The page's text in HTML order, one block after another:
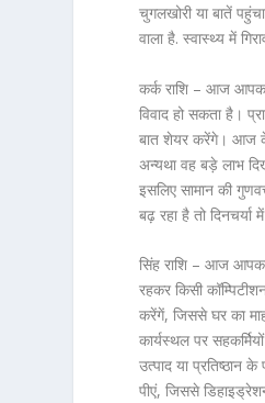
चुगलखोरी या बातें
वाला है. स्वास्थ्य में
कर्क राशि – आज
विवाद हो सकता है।
बात शेयर करेंगे। आज के
अन्यथा वह बड़े लाभ
इसलिए सामान की
बढ़ रहा है तो
सिंह राशि – आज
रहकर किसी
करेंगें, जिससे घर का
कार्यस्थल पर
उत्पाद या प्रतिष्ठान
पीएं, जिससे